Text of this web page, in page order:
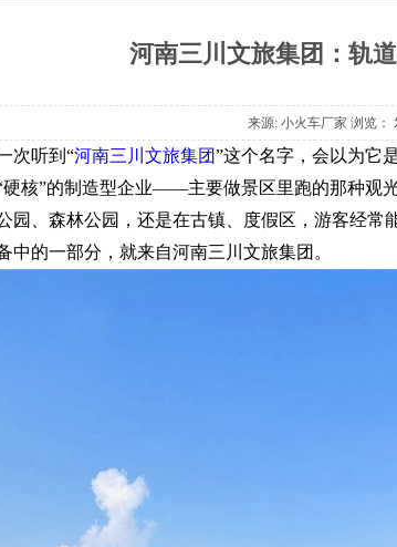
河南三川文旅集团：轨
来源:小火车厂家 浏览：
次听到“河南三川文旅集团”这个名字，会以为它
硬核”的制造型企业——主要做景区里跑的那种观光
园、森林公园，还是在古镇、度假区，游客经
中的一部分，就来自河南三川文旅集团。